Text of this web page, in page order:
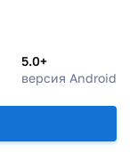
5.0+
версия Android